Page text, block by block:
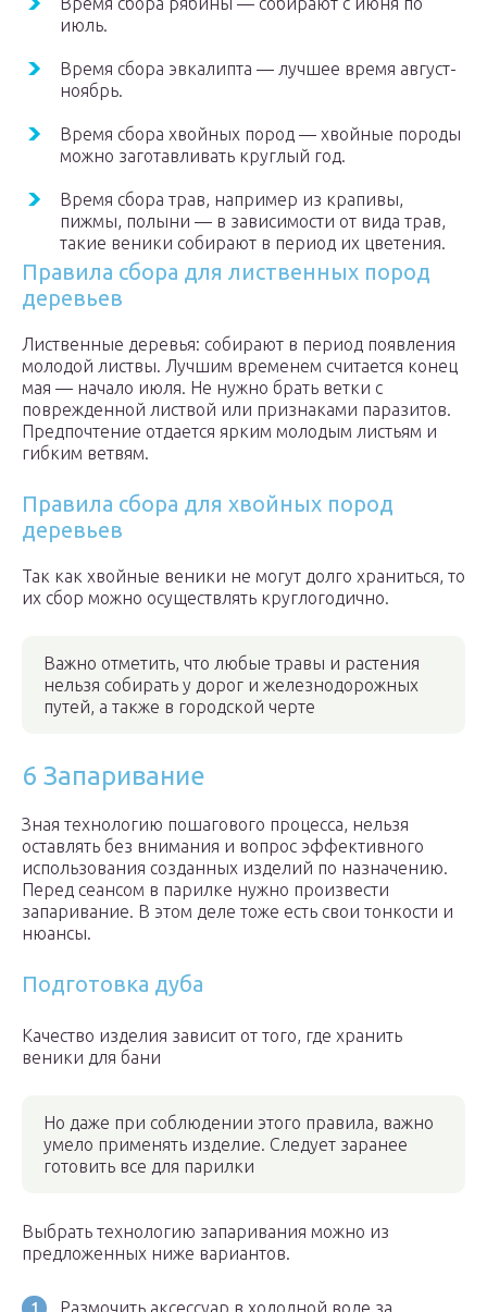
июль.
Время сбора эвкалипта — лучшее время август-
ноябрь.
Время сбора хвойных пород — хвойные породы
можно заготавливать круглый год.
Время сбора трав, например из крапивы,
пижмы, полыни — в зависимости от вида трав,
такие веники собирают в период их цветения.
Правила сбора для лиственных пород
деревьев
Лиственные деревья: собирают в период появления
молодой листвы. Лучшим временем считается конец
мая — начало июля. Не нужно брать ветки с
поврежденной листвой или признаками паразитов.
Предпочтение отдается ярким молодым листьям и
гибким ветвям.
Правила сбора для хвойных пород
деревьев
Так как хвойные веники не могут долго храниться, то
их сбор можно осуществлять круглогодично.
Важно отметить, что любые травы и растения
нельзя собирать у дорог и железнодорожных
путей, а также в городской черте
6 Запаривание
Зная технологию пошагового процесса, нельзя
оставлять без внимания и вопрос эффективного
использования созданных изделий по назначению.
Перед сеансом в парилке нужно произвести
запаривание. В этом деле тоже есть свои тонкости и
нюансы.
Подготовка дуба
Качество изделия зависит от того, где хранить
веники для бани
Но даже при соблюдении этого правила, важно
умело применять изделие. Следует заранее
готовить все для парилки
Выбрать технологию запаривания можно из
предложенных ниже вариантов.
Размочить аксессуар в холодной воде за